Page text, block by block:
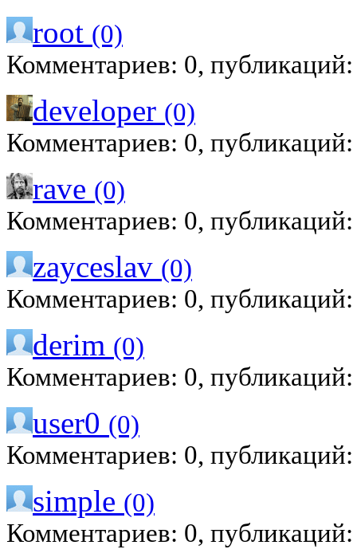
root (0)
Комментариев: 0,
developer (0)
Комментариев: 0,
rave (0)
Комментариев: 0,
zayceslav (0)
Комментариев: 0,
derim (0)
Комментариев: 0,
user0 (0)
Комментариев: 0,
simple (0)
Комментариев: 0,